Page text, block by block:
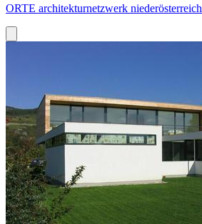
ORTE architekturnetzwerk niederösterreich